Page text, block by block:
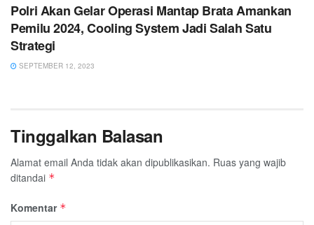
Polri Akan Gelar Operasi Mantap Brata Amankan
Pemilu 2024, Cooling System Jadi Salah Satu
Strategi
SEPTEMBER 12, 2023
Tinggalkan Balasan
Alamat email Anda tidak akan dipublikasikan. Ruas yang wajib
ditandai *
Komentar *